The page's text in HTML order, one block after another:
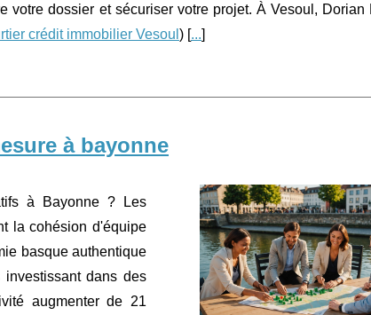
votre dossier et sécuriser votre projet. À Vesoul, Dorian
crédit immobilier Vesoul ) [...]
à bayonne
à Bayonne ? Les
la cohésion d'équipe
basque authentique
dans des
augmenter de 21